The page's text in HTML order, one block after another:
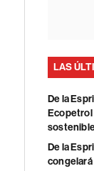
LAS
De la
Ecopetrol
De la